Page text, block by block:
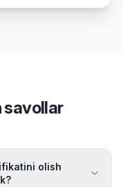
savollar
olish